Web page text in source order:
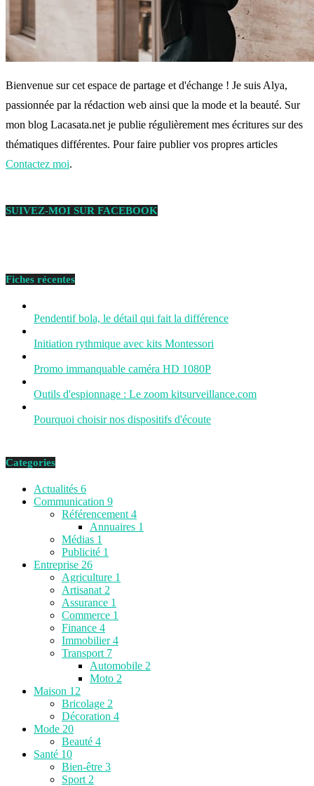
Bienvenue sur cet espace de partage et d'échange ! Je suis Alya,
passionnée par la rédaction web ainsi que la mode et la beauté. Sur
mon blog Lacasata.net je publie régulièrement mes écritures sur des
thématiques différentes. Pour faire publier vos propres articles
Contactez moi.
SUIVEZ-MOI SUR FACEBOOK
Fiches récentes
Pendentif bola, le détail qui fait la différence
Initiation rythmique avec kits Montessori
Promo immanquable caméra HD 1080P
Outils d'espionnage : Le zoom kitsurveillance.com
Pourquoi choisir nos dispositifs d'écoute
Categories
Actualités 6
Communication 9
Référencement 4
Annuaires 1
Médias 1
Publicité 1
Entreprise 26
Agriculture 1
Artisanat 2
Assurance 1
Commerce 1
Finance 4
Immobilier4
Transport 7
Automobile 2
Moto 2
Maison 12
Bricolage 2
Décoration 4
Mode 20
Beauté 4
Santé 10
Bien-être 3
Sport 2